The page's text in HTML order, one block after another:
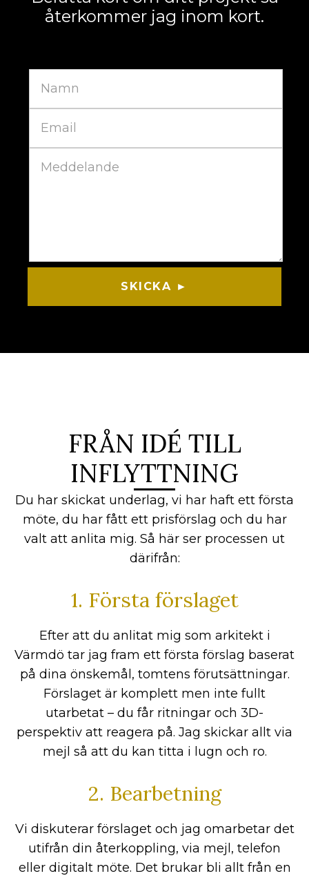
återkommer jag inom kort.
SKICKA ►
FRÅN IDÉ TILL
INFLYTTNING
Du har skickat underlag, vi har haft ett första
möte, du har fått ett prisförslag och du har
valt att anlita mig. Så här ser processen ut
därifrån:
1. Första förslaget
Efter att du anlitat mig som arkitekt i
Värmdö tar jag fram ett första förslag baserat
på dina önskemål, tomtens förutsättningar.
Förslaget är komplett men inte fullt
utarbetat – du får ritningar och 3D-
perspektiv att reagera på. Jag skickar allt via
mejl så att du kan titta i lugn och ro.
2. Bearbetning
Vi diskuterar förslaget och jag omarbetar det
utifrån din återkoppling, via mejl, telefon
eller digitalt möte. Det brukar bli allt från en